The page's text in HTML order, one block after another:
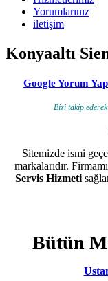
Yorumlarınız
iletişim
Konyaaltı
Google Yorum Yap
Bizi takip
Sitemizde ismi
markalarıdır.
Servis Hizmeti
Bütün